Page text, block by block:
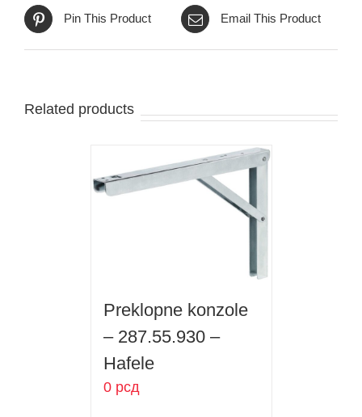
Pin This Product Email This Product
Related products
Preklopne konzole
– 287.55.930 –
Hafele
0 рсд